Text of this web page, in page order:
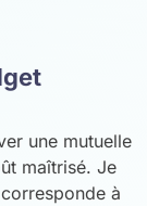
une mutuelle
maîtrisé. Je
à